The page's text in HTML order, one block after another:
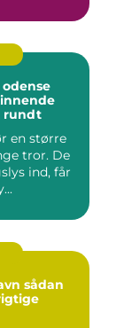
rundt
en større
tror. De
ind, får